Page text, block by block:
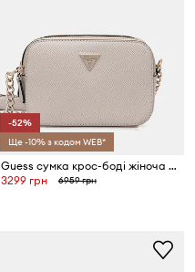
-52%
Ще -10% з кодом WEB*
Guess сумка крос-боді жіноча NOELLE
3299 грн
6959 грн